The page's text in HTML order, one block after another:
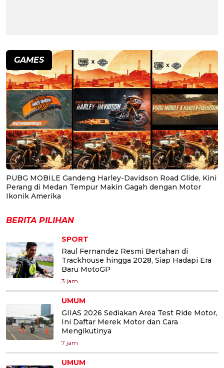
GAMES
PUBG MOBILE Gandeng Harley-Davidson Road Glide, Kini
Perang di Medan Tempur Makin Gagah dengan Motor
Ikonik Amerika
BERITA PILIHAN
SPORT
Raul Fernandez Resmi Bertahan di
Trackhouse hingga 2028, Siap Hadapi Era
Baru MotoGP
3 jam
UMUM
GIIAS 2026 Sediakan Area Test Ride Motor,
Ini Daftar Merek Motor dan Cara
Mengikutinya
7 jam
UMUM